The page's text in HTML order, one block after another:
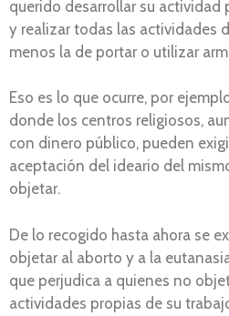
querido desarrollar su
y realizar todas las actividades
menos la de portar o utilizar
Eso es lo que ocurre, por
donde los centros religiosos,
con dinero público, pueden
aceptación del ideario del
objetar.
De lo recogido hasta ahora se
objetar al aborto y a la
que perjudica a quienes no
actividades propias de su